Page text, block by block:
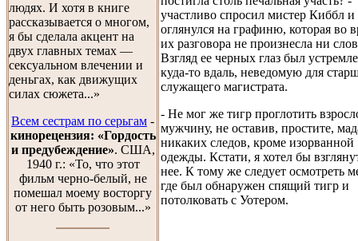
людях. И хотя в книге
рассказывается о многом,
я бы сделала акцент на
двух главных темах —
сексуальном влечении и
деньгах, как движущих
силах сюжета...»
Всем сестрам по серьгам -
кинорецензия: «Гордость
и предубеждение». США,
1940 г.: «То, что этот
фильм черно-белый, не
помешал моему восторгу
от него быть розовым...»
участливо спросил мистер Киббл и
оглянулся на графиню, которая во
их разговора не произнесла ни
Взгляд ее черных глаз был
куда-то вдаль, неведомую для
служащего магистрата.
- Не мог же тигр проглотить
мужчину, не оставив, простите,
никаких следов, кроме изорванной
одежды. Кстати, я хотел бы
нее. К тому же следует осмотреть
где был обнаружен спящий тигр и
потолковать с Уотером.